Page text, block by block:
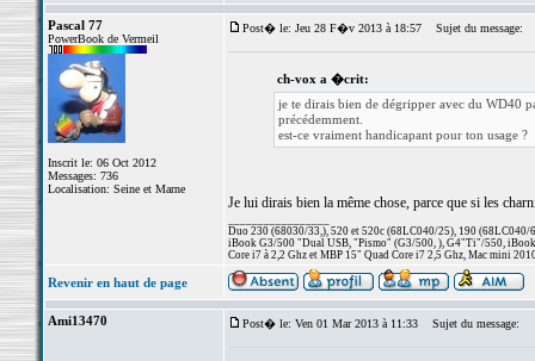
Pascal 77
PowerBook de Vermeil
Inscrit le: 06 Oct 2012
Messages: 736
Localisation: Seine et Marne
Post� le: Jeu 28 F�v 2013 à 18:57 Sujet du message:
ch-vox a �crit:
je te dirais bien de dégripper avec du WD40
précédemment.
est-ce vraiment handicapant pour ton usage ?
Je lui dirais bien la même chose, parce que si les
Duo 230 (68030/33,), 520 et 520c (68LC040/25), 190 (68LC040/
iBook G3/500 "Dual USB, "Pismo" (G3/500, ), G4"Ti"/550,
Core i7 à 2,2 Ghz et MBP 15" Quad Core i7 2,5 Ghz, Mac mini
Revenir en haut de page
Ami13470 Post� le: Ven 01 Mar 2013 à 11:33 Sujet du message: